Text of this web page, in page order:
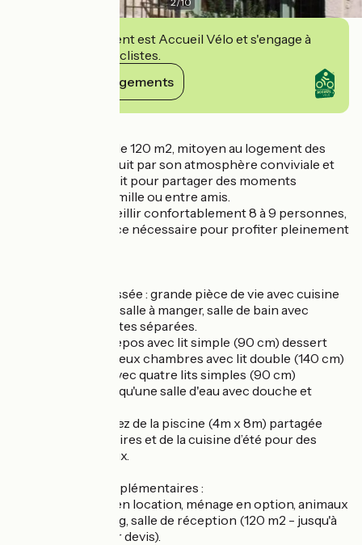
Cet établissement est Accueil Vélo et s'engage à
accueillir des cyclistes.
Voir ses engagements
Ce gîte spacieux de 120 m2, mitoyen au logement des
propriétaires, séduit par son atmosphère conviviale et
son confort, parfait pour partager des moments
inoubliables en famille ou entre amis.
Conçu pour accueillir confortablement 8 à 9 personnes,
il offre tout l'espace nécessaire pour profiter pleinement
- Au rez-de-chaussée : grande pièce de vie avec cuisine
équipée, séjour et salle à manger, salle de bain avec
baignoire et toilettes séparées.
- Etage : un coin repos avec lit simple (90 cm) dessert
trois chambres : deux chambres avec lit double (140 cm)
et une chambre avec quatre lits simples (90 cm)
superposés, ainsi qu'une salle d'eau avec douche et
-Extérieur : profitez de la piscine (4m x 8m) partagée
avec les propriétaires et de la cuisine d’été pour des
instants conviviaux.
Informations complémentaires :
Linge disponible en location, ménage en option, animaux
bienvenus, parking, salle de réception (120 m2 - jusqu'à
60 personnes, sur devis).